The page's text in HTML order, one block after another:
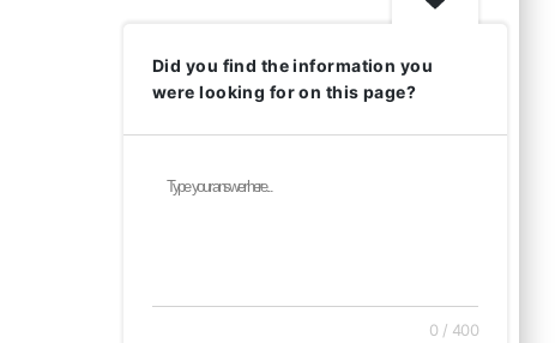
Did you find the information you
were looking for on this page?
0 / 400